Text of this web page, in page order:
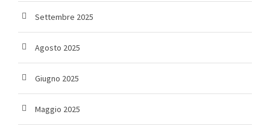
Settembre 2025
Agosto 2025
Giugno 2025
Maggio 2025